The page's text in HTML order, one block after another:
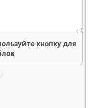
кнопку для